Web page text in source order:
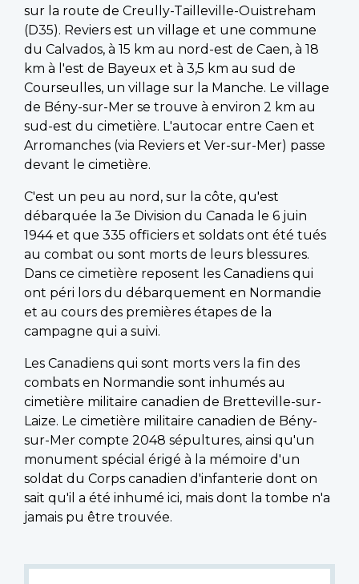
sur la route de Creully-Tailleville-Ouistreham
(D35). Reviers est un village et une commune
du Calvados, à 15 km au nord-est de Caen, à 18
km à l'est de Bayeux et à 3,5 km au sud de
Courseulles, un village sur la Manche. Le village
de Bény-sur-Mer se trouve à environ 2 km au
sud-est du cimetière. L'autocar entre Caen et
Arromanches (via Reviers et Ver-sur-Mer) passe
devant le cimetière.
C'est un peu au nord, sur la côte, qu'est
débarquée la 3e Division du Canada le 6 juin
1944 et que 335 officiers et soldats ont été tués
au combat ou sont morts de leurs blessures.
Dans ce cimetière reposent les Canadiens qui
ont péri lors du débarquement en Normandie
et au cours des premières étapes de la
campagne qui a suivi.
Les Canadiens qui sont morts vers la fin des
combats en Normandie sont inhumés au
cimetière militaire canadien de Bretteville-sur-
Laize. Le cimetière militaire canadien de Bény-
sur-Mer compte 2048 sépultures, ainsi qu'un
monument spécial érigé à la mémoire d'un
soldat du Corps canadien d'infanterie dont on
sait qu'il a été inhumé ici, mais dont la tombe n'a
jamais pu être trouvée.